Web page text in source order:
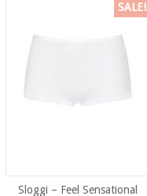
SALE!
Sloggi – Feel Sensational